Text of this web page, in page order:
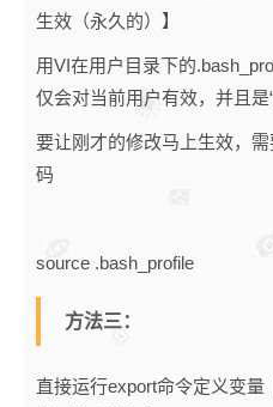
生效（永久的）】
用VI在用户目录下的
仅会对当前用户有效，并且是“
要让刚才的修改马上生效，
码
source .bash_profile
方法三：
直接运行export命令定义变